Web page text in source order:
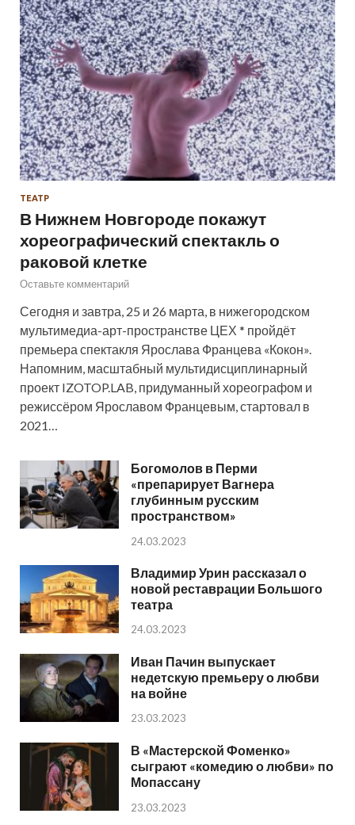
ТЕАТР
В Нижнем Новгороде покажут
хореографический спектакль о
раковой клетке
Оставьте комментарий
Сегодня и завтра, 25 и 26 марта, в нижегородском
мультимедиа-арт-пространстве ЦЕХ * пройдёт
премьера спектакля Ярослава Францева «Кокон».
Напомним, масштабный мультидисциплинарный
проект IZOTOP.LAB, придуманный хореографом и
режиссёром Ярославом Францевым, стартовал в
2021…
Богомолов в Перми
«препарирует Вагнера
глубинным русским
пространством»
24.03.2023
Владимир Урин рассказал о
новой реставрации Большого
театра
24.03.2023
Иван Пачин выпускает
недетскую премьеру о любви
на войне
23.03.2023
В «Мастерской Фоменко»
сыграют «комедию о любви» по
Мопассану
23.03.2023